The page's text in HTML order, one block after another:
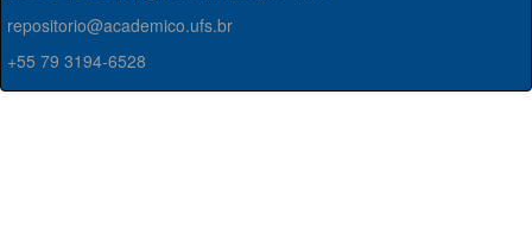
repositorio@academico.ufs.br
+55 79 3194-6528